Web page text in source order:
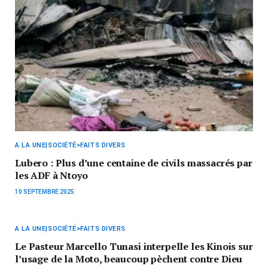
A LA UNE|SOCIÉTÉ>FAITS DIVERS
Lubero : Plus d’une centaine de civils massacrés par
les ADF à Ntoyo
10 SEPTEMBRE 2025
A LA UNE|SOCIÉTÉ>FAITS DIVERS
Le Pasteur Marcello Tunasi interpelle les Kinois sur
l’usage de la Moto, beaucoup pèchent contre Dieu